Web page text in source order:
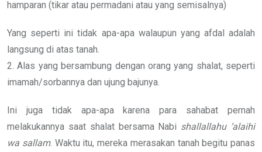
hamparan (tikar atau permadani atau yang semisalnya)
Yang seperti ini tidak apa-apa walaupun yang afdal adalah
langsung di atas tanah.
2. Alas yang bersambung dengan orang yang shalat, seperti
imamah/sorbannya dan ujung bajunya.
Ini juga tidak apa-apa karena para sahabat pernah
melakukannya saat shalat bersama Nabi shallallahu ‘alaihi
wa sallam. Waktu itu, mereka merasakan tanah begitu panas